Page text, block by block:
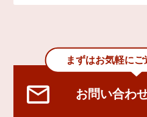
まずはお気軽に
お問い合わ